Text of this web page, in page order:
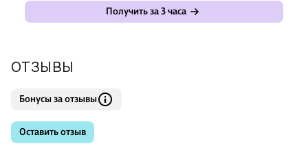
Получить за 3 часа
ОТЗЫВЫ
Бонусы за отзывы
Оставить отзыв